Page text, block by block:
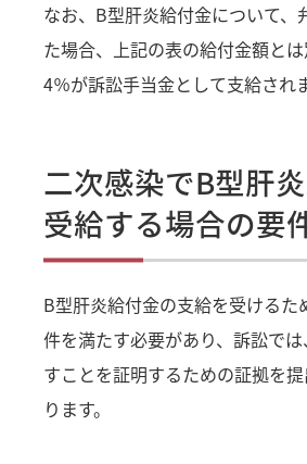
なお、B型肝炎給付金について、
た場合、上記の表の給付金額と
4％が訴訟手当金として支給されま
二次感染でB型肝
受給する場合の要
B型肝炎給付金の支給を受けるた
件を満たす必要があり、訴訟で
すことを証明するための証拠を
ります。